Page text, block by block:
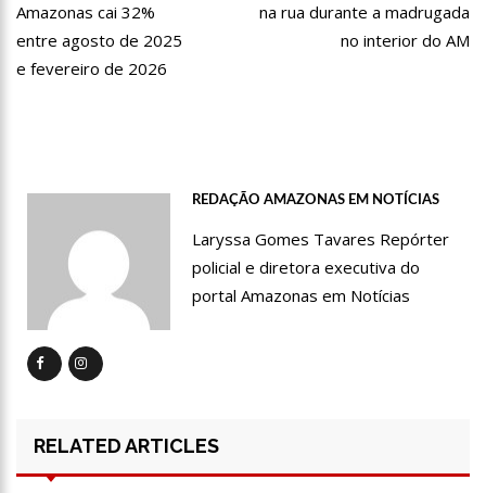
Rodoviários suspendem paralisação e ônibus circulam
normalmente em Manaus
11:44 Loja inaugurada há pouco mais de dois meses é destruída
amazonense
Post
Amazonas cai 32%
entre agosto de 2025
e fevereiro de 2026
na rua durante a madrugada
no interior do AM
REDAÇÃO AMAZONAS EM NOTÍCIAS
Laryssa Gomes Tavares Repórter
policial e diretora executiva do
portal Amazonas em Notícias
RELATED ARTICLES